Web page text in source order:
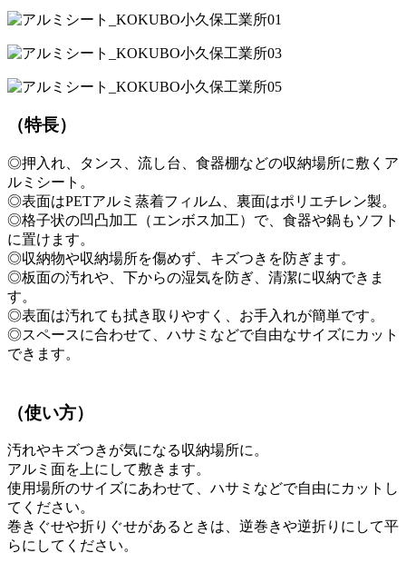
（特長）
◎押入れ、タンス、流し台、食器棚などの収納場所に敷くア
ルミシート。
◎表面はPETアルミ蒸着フィルム、裏面はポリエチレン製。
◎格子状の凹凸加工（エンボス加工）で、食器や鍋もソフト
に置けます。
◎収納物や収納場所を傷めず、キズつきを防ぎます。
◎板面の汚れや、下からの湿気を防ぎ、清潔に収納できま
す。
◎表面は汚れても拭き取りやすく、お手入れが簡単です。
◎スペースに合わせて、ハサミなどで自由なサイズにカット
できます。
（使い方）
汚れやキズつきが気になる収納場所に。
アルミ面を上にして敷きます。
使用場所のサイズにあわせて、ハサミなどで自由にカットし
てください。
巻きぐせや折りぐせがあるときは、逆巻きや逆折りにして平
らにしてください。